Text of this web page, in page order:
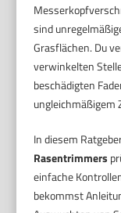
sind
Grasflächen. Du
verwinkelten
beschädigten
ungleichmäßigem
In diesem
Rasentrimmers
einfache
bekommst